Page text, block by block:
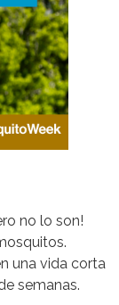
no lo son!
una vida corta
semanas.